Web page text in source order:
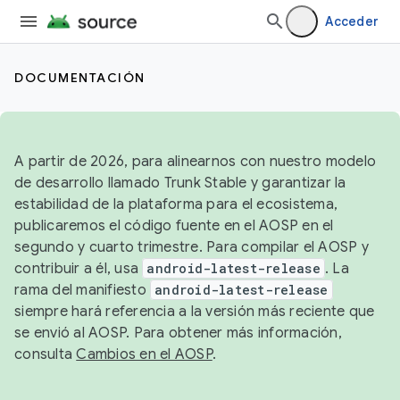
Acceder
DOCUMENTACIÓN
A partir de 2026, para alinearnos con nuestro modelo
de desarrollo llamado Trunk Stable y garantizar la
estabilidad de la plataforma para el ecosistema,
publicaremos el código fuente en el AOSP en el
segundo y cuarto trimestre. Para compilar el AOSP y
contribuir a él, usa android-latest-release . La
rama del manifiesto android-latest-release
siempre hará referencia a la versión más reciente que
se envió al AOSP. Para obtener más información,
consultaCambios en el AOSP.